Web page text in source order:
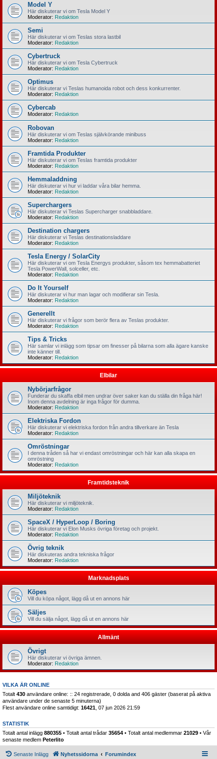
Model Y
Här diskuterar vi om Tesla Model Y
Moderator: Redaktion
Semi
Här diskuterar vi om Teslas stora lastbil
Moderator: Redaktion
Cybertruck
Här diskuterar vi om Tesla Cybertruck
Moderator: Redaktion
Optimus
Här diskuterar vi Teslas humanoida robot och dess konkurrenter.
Moderator: Redaktion
Cybercab
Moderator: Redaktion
Robovan
Här diskuterar vi om Teslas självkörande minibuss
Moderator: Redaktion
Framtida Produkter
Här diskuterar vi om Teslas framtida produkter
Moderator: Redaktion
Hemmaladdning
Här diskuterar vi hur vi laddar våra bilar hemma.
Moderator: Redaktion
Superchargers
Här diskuterar vi Teslas Supercharger snabbladdare.
Moderator: Redaktion
Destination chargers
Här diskuterar vi Teslas destinationsladdare
Moderator: Redaktion
Tesla Energy / SolarCity
Här diskuterar vi om Tesla Energys produkter, såsom tex hemmabatteriet
Tesla PowerWall, solceller, etc.
Moderator: Redaktion
Do It Yourself
Här diskuterar vi hur man lagar och modifierar sin Tesla.
Moderator: Redaktion
Generellt
Här diskuterar vi frågor som berör flera av Teslas produkter.
Moderator: Redaktion
Tips & Tricks
Här samlar vi inlägg som tipsar om finesser på bilarna som alla ägare kanske
inte känner till.
Moderator: Redaktion
Elbilar
Nybörjarfrågor
Funderar du skaffa elbil men undrar över saker kan du ställa din fråga här!
Inom denna avdelning är inga frågor för dumma.
Moderator: Redaktion
Elektriska Fordon
Här diskuterar vi elektriska fordon från andra tillverkare än Tesla
Moderator: Redaktion
Omröstningar
I denna tråden så har vi endast omröstningar och här kan alla skapa en
omröstning
Moderator: Redaktion
Framtidsteknik
Miljöteknik
Här diskuterar vi miljöteknik.
Moderator: Redaktion
SpaceX / HyperLoop / Boring
Här diskuterar vi Elon Musks övriga företag och projekt.
Moderator: Redaktion
Övrig teknik
Här diskuteras andra tekniska frågor
Moderator: Redaktion
Marknadsplats
Köpes
Vill du köpa något, lägg då ut en annons här
Säljes
Vill du sälja något, lägg då ut en annons här
Allmänt
Övrigt
Här diskuterar vi övriga ämnen.
Moderator: Redaktion
VILKA ÄR ONLINE
Totalt 430 användare online: :: 24 registrerade, 0 dolda and 406 gäster (baserat på aktiva
användare under de senaste 5 minuterna)
Flest användare online samtidigt: 16421 , 07 jun 2026 21:59
STATISTIK
Totalt antal inlägg 880355 • Totalt antal trådar 35654 • Totalt antal medlemmar 21029 • Vår
senaste medlem Peterlito
Senaste Inlägg Nyhetssidorna Forumindex